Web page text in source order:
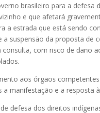
brasileiro para a
e que afetará
a estrada que está sendo
suspensão da proposta de
com risco de dano
aos órgãos
a manifestação e a resposta
defesa dos direitos